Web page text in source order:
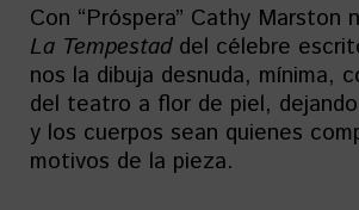
Con “Próspera” Cathy Marston
La Tempestaddel célebre
nos la dibuja desnuda, mínima,
del teatro a flor de piel,
y los cuerpos sean quienes
motivos de la pieza.